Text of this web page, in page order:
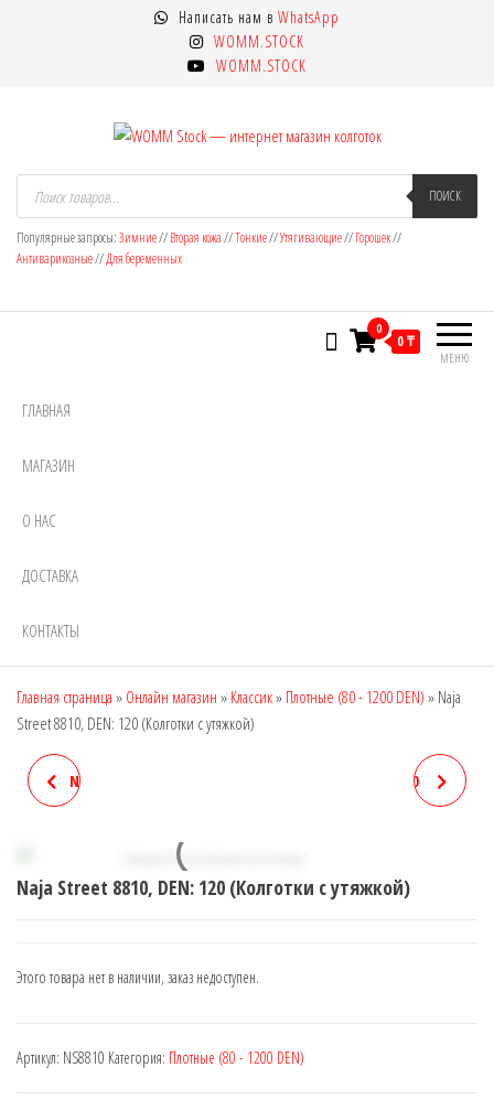
Написать нам в WhatsApp
WOMM.STOCK
WOMM.STOCK
WOMM Stock — интернет магазин
колготок
Колготки MANZI, Naja Street тонкие,
фантазийные, чулки, лосины
Поиск
товаров ПОИСК
Популярные запросы:Зимние//Вторая кожа//Тонкие//Утягивающие//Горошек//
Антиварикозные//Для беременных
МЕНЮ
0
0 ₸
ГЛАВНАЯ
МАГАЗИН
О НАС
ДОСТАВКА
КОНТАКТЫ
Главная страница » Онлайн магазин » Классик» Плотные (80 - 1200 DEN) » Naja
Street 8810, DEN: 120 (Колготки с утяжкой)
NAJA STREET 8806, DEN: 160 NAJA STREET 8811, DEN: 80
Naja Street 8810, DEN: 120 (Колготки с утяжкой)
Этого товара нет в наличии, заказ недоступен.
Артикул: NS8810 Категория: Плотные (80 - 1200 DEN)